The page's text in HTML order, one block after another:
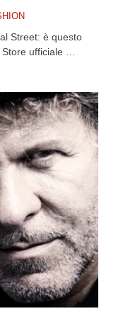
Street: è questo
ufficiale …